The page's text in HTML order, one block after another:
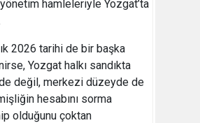
hamleleriyle Yozgat’ta
2026 tarihi de bir başka
Yozgat halkı sandıkta
değil, merkezi düzeyde de
hesabını sorma
olduğunu çoktan